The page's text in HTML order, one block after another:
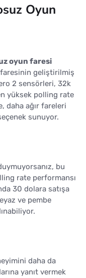
Oyun
oyun faresi
faresinin geliştirilmiş
2 sensörleri, 32k
yüksek polling rate
daha ağır fareleri
sunuyor.
bu
rate performansı
30 dolara satışa
ve pembe
daha da
yanıt vermek